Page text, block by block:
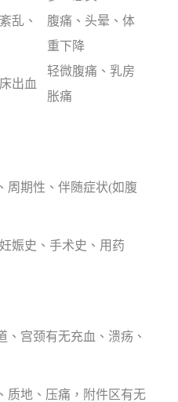
乱、
腹痛、头晕、体
重下降
出血
轻微腹痛、乳房
胀痛
期性、伴随症状(如腹
史、手术史、用药
宫颈有无充血、溃疡、
地、压痛，附件区有无